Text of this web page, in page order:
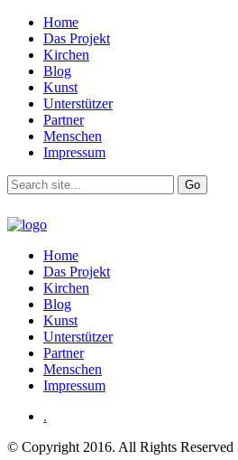
Home
Das Projekt
Kirchen
Blog
Kunst
Unterstützer
Partner
Menschen
Impressum
Home
Das Projekt
Kirchen
Blog
Kunst
Unterstützer
Partner
Menschen
Impressum
.
© Copyright 2016. All Rights Reserved